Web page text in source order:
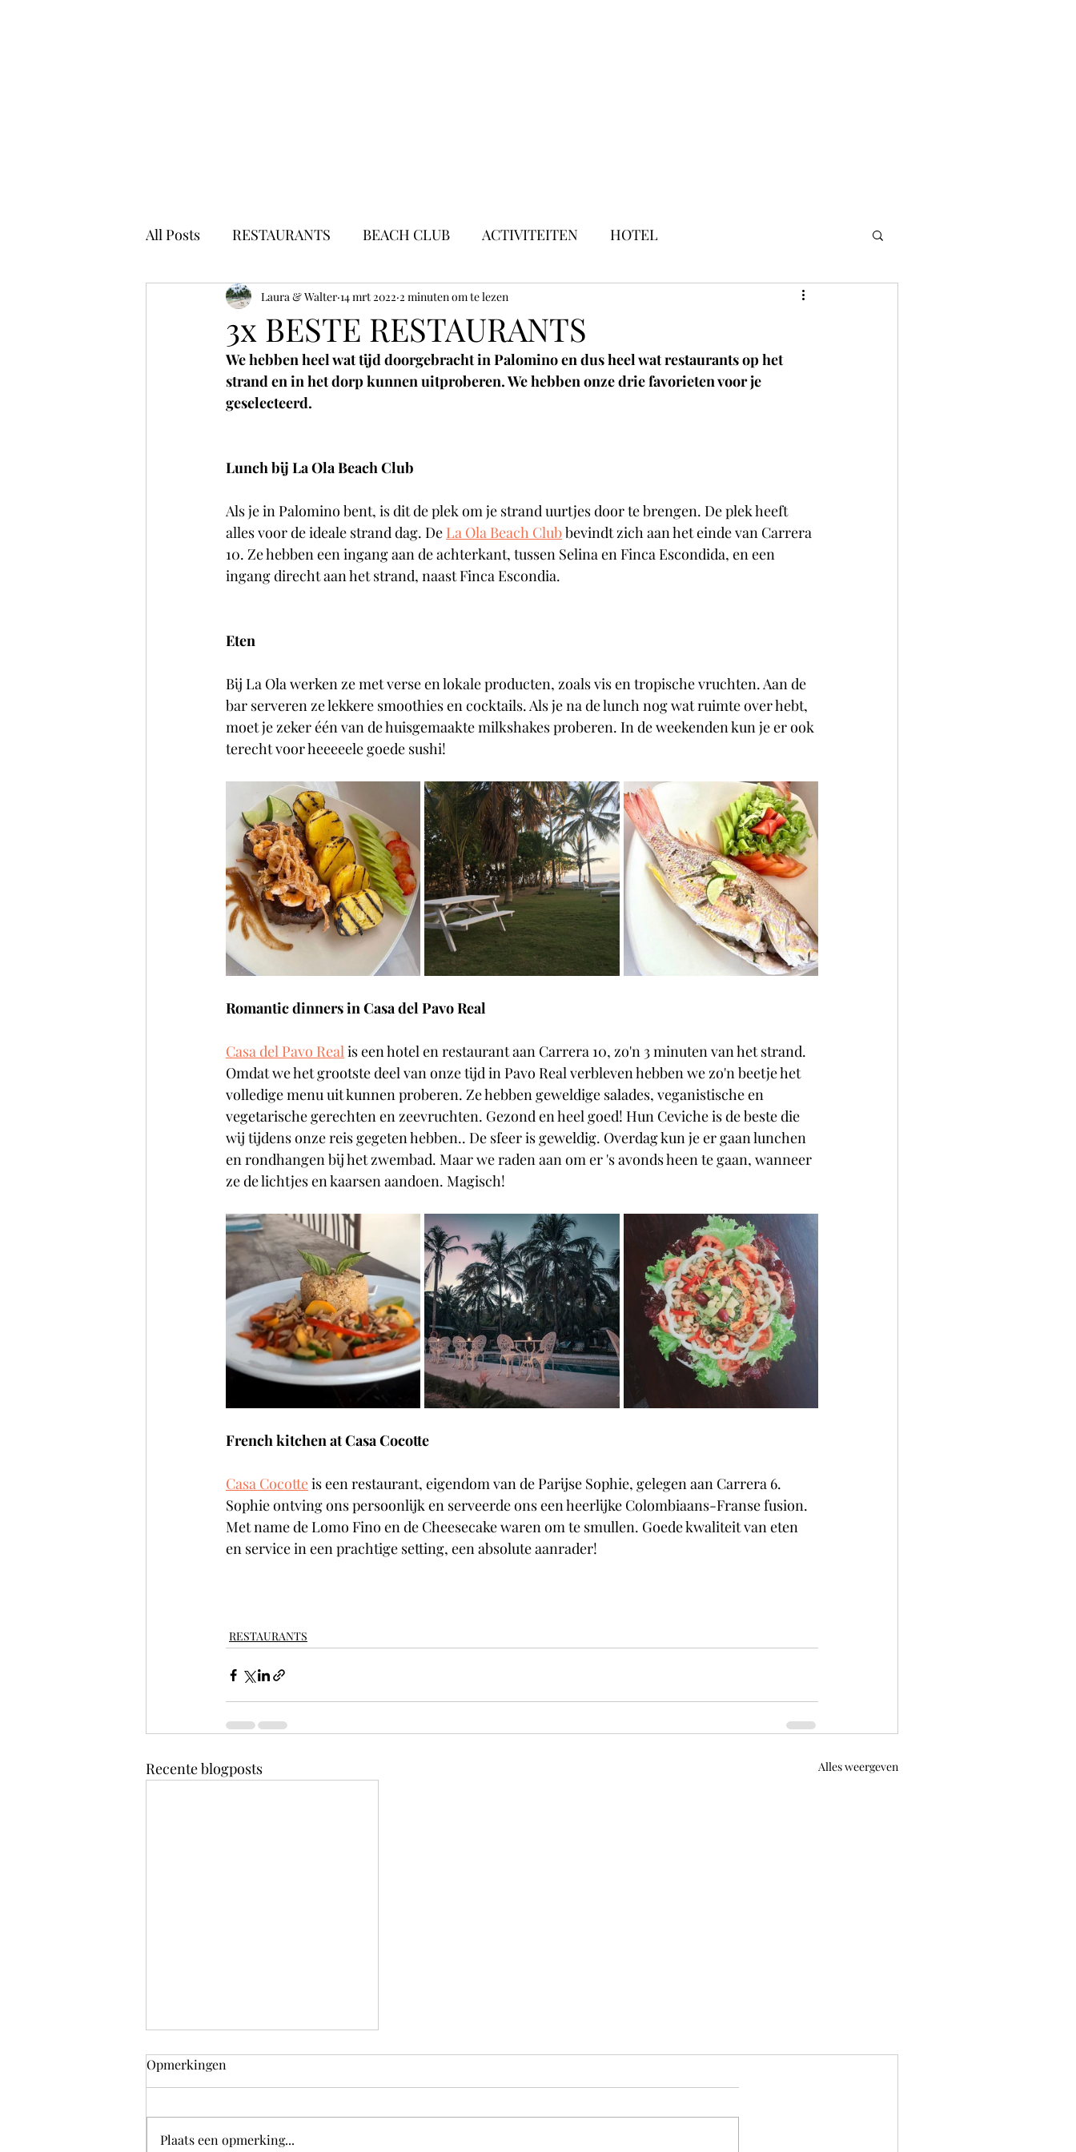
All Posts RESTAURANTS BEACH CLUB ACTIVITEITEN HOTEL
3x BESTE RESTAURANTS
Laura & Walter 14 mrt 2022 2 minuten om te lezen
We hebben heel wat tijd doorgebracht in Palomino en dus heel wat restaurants op het
strand en in het dorp kunnen uitproberen. We hebben onze drie favorieten voor je
geselecteerd.
Lunch bij La Ola Beach Club
Als je in Palomino bent, is dit de plek om je strand uurtjes door te brengen. De plek heeft
alles voor de ideale strand dag. De La Ola Beach Club bevindt zich aan het einde van Carrera
10. Ze hebben een ingang aan de achterkant, tussen Selina en Finca Escondida, en een
ingang direcht aan het strand, naast Finca Escondia.
Eten
Bij La Ola werken ze met verse en lokale producten, zoals vis en tropische vruchten. Aan de
bar serveren ze lekkere smoothies en cocktails. Als je na de lunch nog wat ruimte over hebt,
moet je zeker één van de huisgemaakte milkshakes proberen. In de weekenden kun je er ook
terecht voor heeeeele goede sushi!
Romantic dinners in Casa del Pavo Real
Casa del Pavo Real is een hotel en restaurant aan Carrera 10, zo'n 3 minuten van het strand.
Omdat we het grootste deel van onze tijd in Pavo Real verbleven hebben we zo'n beetje het
volledige menu uit kunnen proberen. Ze hebben geweldige salades, veganistische en
vegetarische gerechten en zeevruchten. Gezond en heel goed! Hun Ceviche is de beste die
wij tijdens onze reis gegeten hebben.. De sfeer is geweldig. Overdag kun je er gaan lunchen
en rondhangen bij het zwembad. Maar we raden aan om er 's avonds heen te gaan, wanneer
ze de lichtjes en kaarsen aandoen. Magisch!
French kitchen at Casa Cocotte
Casa Cocotte is een restaurant, eigendom van de Parijse Sophie, gelegen aan Carrera 6.
Sophie ontving ons persoonlijk en serveerde ons een heerlijke Colombiaans-Franse fusion.
Met name de Lomo Fino en de Cheesecake waren om te smullen. Goede kwaliteit van eten
en service in een prachtige setting, een absolute aanrader!
RESTAURANTS
Recente blogposts Alles weergeven
Opmerkingen
Plaats een opmerking...